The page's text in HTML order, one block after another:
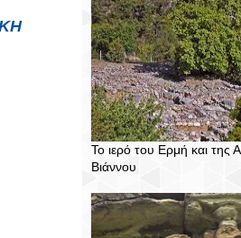
Το ιερό του Ερμή και της
Βιάννου